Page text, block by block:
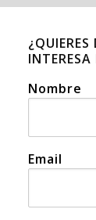
Nombre
Email